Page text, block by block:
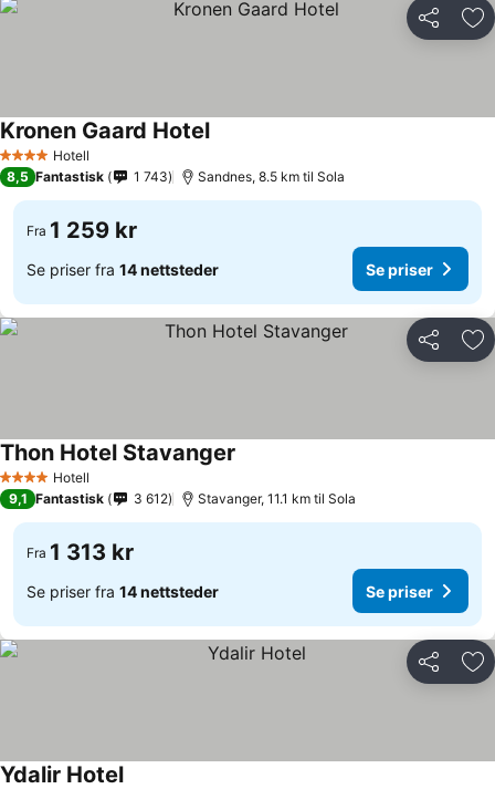
Del
4 StjernerHotell
Kronen Gaard Hotel
8,5 Fantastisk 1 743 Sandnes, 8.5 km til Sola
Fra 1 259 kr
Se priser fra 14 nettsteder Se priser
Del
4 StjernerHotell
Thon Hotel Stavanger
9,1 Fantastisk 3 612 Stavanger, 11.1 km til Sola
Fra 1 313 kr
Se priser fra 14 nettsteder Se priser
Del
Ydalir Hotel